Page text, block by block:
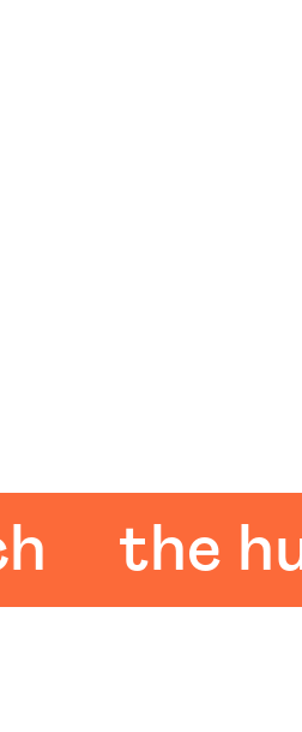
the